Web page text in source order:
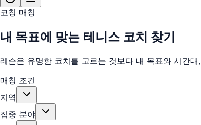
코칭 매칭
내 목표에 맞는 테니스 코치 찾기
레슨은 유명한 코치를 고르는 것보다 내 목표와 시간
매칭 조건
지역
집중 분야